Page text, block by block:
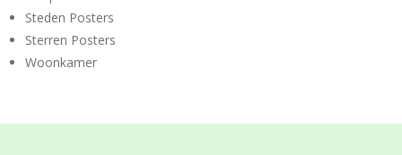
Steden Posters
Sterren Posters
Woonkamer